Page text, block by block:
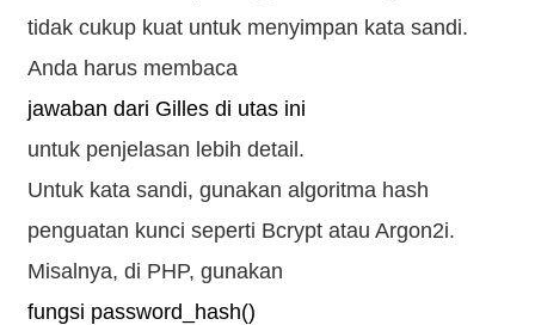
tidak cukup kuat untuk menyimpan kata sandi.
Anda harus membaca
jawaban dari Gilles di utas ini
untuk penjelasan lebih detail.
Untuk kata sandi, gunakan algoritma hash
penguatan kunci seperti Bcrypt atau Argon2i.
Misalnya, di PHP, gunakan
fungsi password_hash()